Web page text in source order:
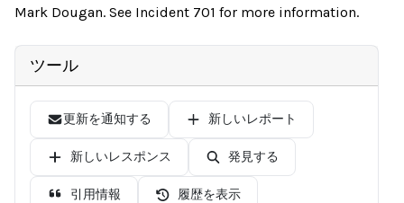
Mark Dougan. See Incident 701 for more information.
ツール
更新を通知する 新しいレポート
新しいレスポンス 発見する
引用情報 履歴を表示